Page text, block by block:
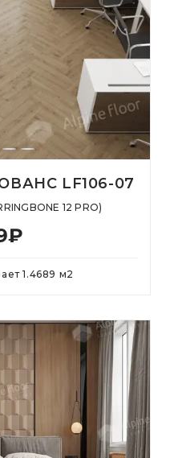
LF106-07
12 PRO)
₽
1.4689 м2